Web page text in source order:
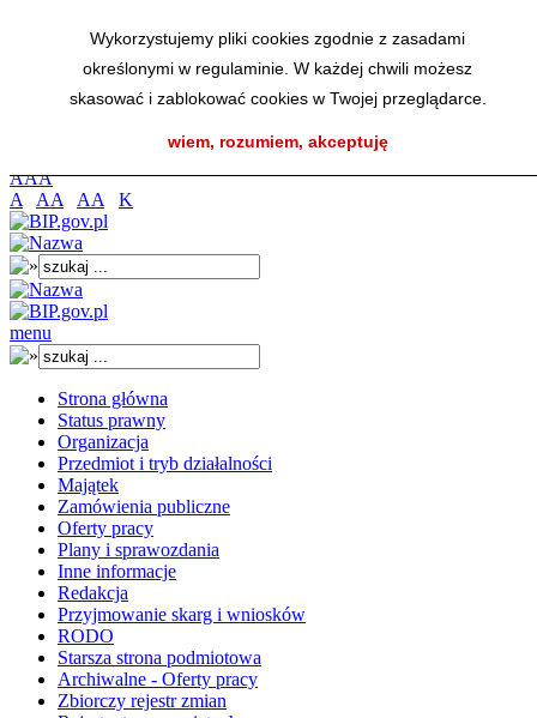
Wykorzystujemy pliki cookies zgodnie z zasadami
określonymi w regulaminie. W każdej chwili możesz
skasować i zablokować cookies w Twojej przeglądarce.
wiem, rozumiem, akceptuję
Przejdź do menu głównego
Przejdź do menu dolnego
Przejdź do mapy strony
Przejdź do wyszukiwarki
AAA
A
AA AA K
menu
Strona główna
Status prawny
Organizacja
Przedmiot i tryb działalności
Majątek
Zamówienia publiczne
Oferty pracy
Plany i sprawozdania
Inne informacje
Redakcja
Przyjmowanie skarg i wniosków
RODO
Starsza strona podmiotowa
Archiwalne - Oferty pracy
Zbiorczy rejestr zmian